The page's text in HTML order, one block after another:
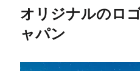
オリジナルのロ
ャパン